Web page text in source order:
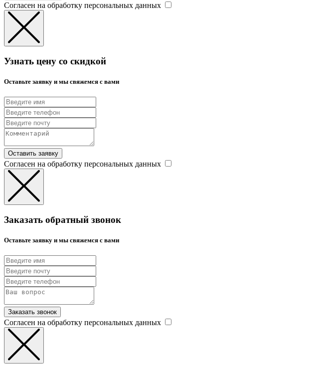
Согласен на обработку персональных данных
Узнать цену со скидкой
Оставьте заявку и мы свяжемся с вами
Оставить заявку
Согласен на обработку персональных данных
Заказать обратный звонок
Оставьте заявку и мы свяжемся с вами
Заказать звонок
Согласен на обработку персональных данных